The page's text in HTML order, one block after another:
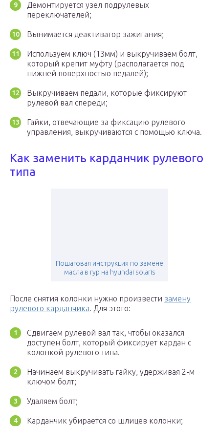
Демонтируется узел подрулевых
переключателей;
Вынимается деактиватор зажигания;
Используем ключ (13мм) и выкручиваем болт,
который крепит муфту (располагается под
нижней поверхностью педалей);
Выкручиваем педали, которые фиксируют
рулевой вал спереди;
Гайки, отвечающие за фиксацию рулевого
управления, выкручиваются с помощью ключа.
Как заменить карданчик рулевого
типа
Пошаговая инструкция по замене
масла в гур на hyundai solaris
После снятия колонки нужно произвести замену
рулевого карданчика. Для этого:
Сдвигаем рулевой вал так, чтобы оказался
доступен болт, который фиксирует кардан с
колонкой рулевого типа.
Начинаем выкручивать гайку, удерживая 2-м
ключом болт;
Удаляем болт;
Карданчик убирается со шлицев колонки;